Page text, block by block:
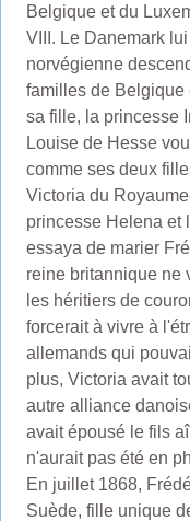
Belgique et du
VIII. Le Danemark
norvégienne
familles de Belgique
sa fille, la princesse
Louise de Hesse
comme ses deux
Victoria du
princesse Helena et
essaya de marier
reine britannique ne
les héritiers de
forcerait à vivre à
allemands qui
plus, Victoria avait
autre alliance
avait épousé le fils
n'aurait pas été en
En juillet 1868,
Suède, fille unique